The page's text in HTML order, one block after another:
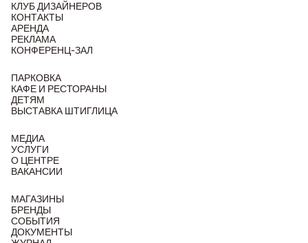
КЛУБ ДИЗАЙНЕРОВ
КОНТАКТЫ
АРЕНДА
РЕКЛАМА
КОНФЕРЕНЦ-ЗАЛ
ПАРКОВКА
КАФЕ И РЕСТОРАНЫ
ДЕТЯМ
ВЫСТАВКА ШТИГЛИЦА
МЕДИА
УСЛУГИ
О ЦЕНТРЕ
ВАКАНСИИ
МАГАЗИНЫ
БРЕНДЫ
СОБЫТИЯ
ДОКУМЕНТЫ